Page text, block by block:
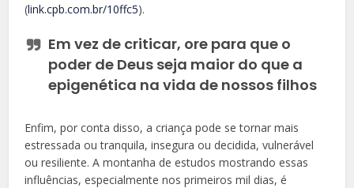
(link.cpb.com.br/10ffc5).
Em vez de criticar, ore para que o
poder de Deus seja maior do que a
epigenética na vida de nossos filhos
Enfim, por conta disso, a criança pode se tornar mais
estressada ou tranquila, insegura ou decidida, vulnerável
ou resiliente. A montanha de estudos mostrando essas
influências, especialmente nos primeiros mil dias, é